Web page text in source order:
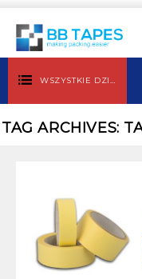
WSZYSTKIE DZIAŁY
TAG ARCHIVES: